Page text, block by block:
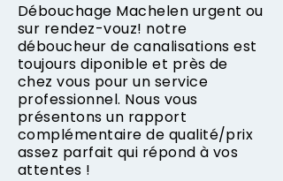
Débouchage Machelen urgent ou
sur rendez-vouz! notre
déboucheur de canalisations est
toujours diponible et près de
chez vous pour un service
professionnel. Nous vous
présentons un rapport
complémentaire de qualité/prix
assez parfait qui répond à vos
attentes !